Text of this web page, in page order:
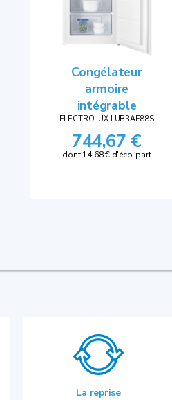
Congélateur
armoire
intégrable
ELECTROLUX LUB3AE88S
744,67 €
dont 14,68 € d'éco-part
La reprise